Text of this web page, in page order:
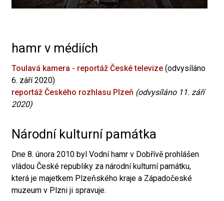
hamr v médiích
Toulavá kamera - reportáž České televize (odvysíláno
6. září 2020)
reportáž Českého rozhlasu Plzeň (odvysíláno 11. září
2020)
Národní kulturní památka
Dne 8. února 2010 byl Vodní hamr v Dobřívě prohlášen
vládou České republiky za národní kulturní památku,
která je majetkem Plzeňského kraje a Západočeské
muzeum v Plzni ji spravuje.